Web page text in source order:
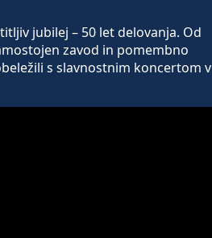
jubilej – 50 let delovanja. Od
zavod in pomembno
s slavnostnim koncertom v